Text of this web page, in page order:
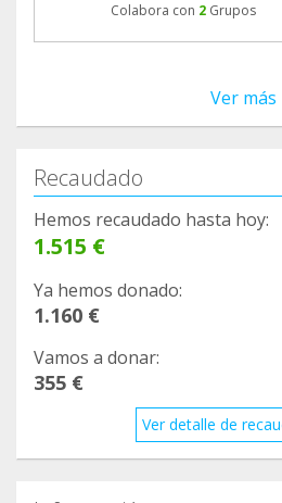
Colabora con 2 Grupos
Ver más
Recaudado
Hemos recaudado hasta hoy:
1.515 €
Ya hemos donado:
1.160 €
Vamos a donar:
355 €
Ver detalle de